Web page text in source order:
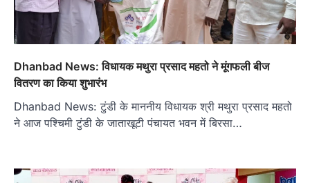
Dhanbad News: विधायक मथुरा प्रसाद महतो ने मूंगफली बीज
वितरण का किया शुभारंभ
Dhanbad News: टुंडी के माननीय विधायक श्री मथुरा प्रसाद महतो
ने आज पश्चिमी टुंडी के जाताखूटी पंचायत भवन में बिरसा…